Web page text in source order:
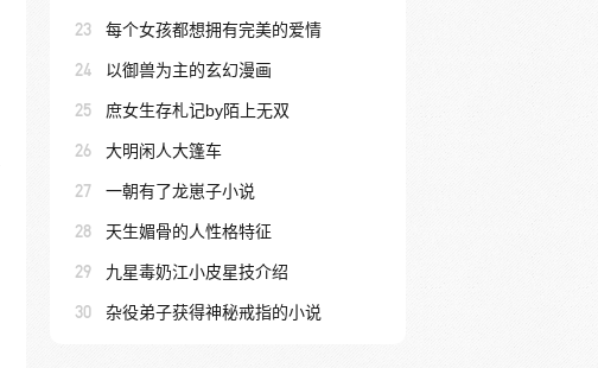
23 每个女孩都想拥有完美的爱情
24 以御兽为主的玄幻漫画
25 庶女生存札记by陌上无双
26 大明闲人大篷车
27 一朝有了龙崽子小说
28 天生媚骨的人性格特征
29 九星毒奶江小皮星技介绍
30 杂役弟子获得神秘戒指的小说